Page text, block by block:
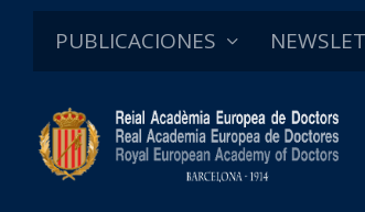
PUBLICACIONES